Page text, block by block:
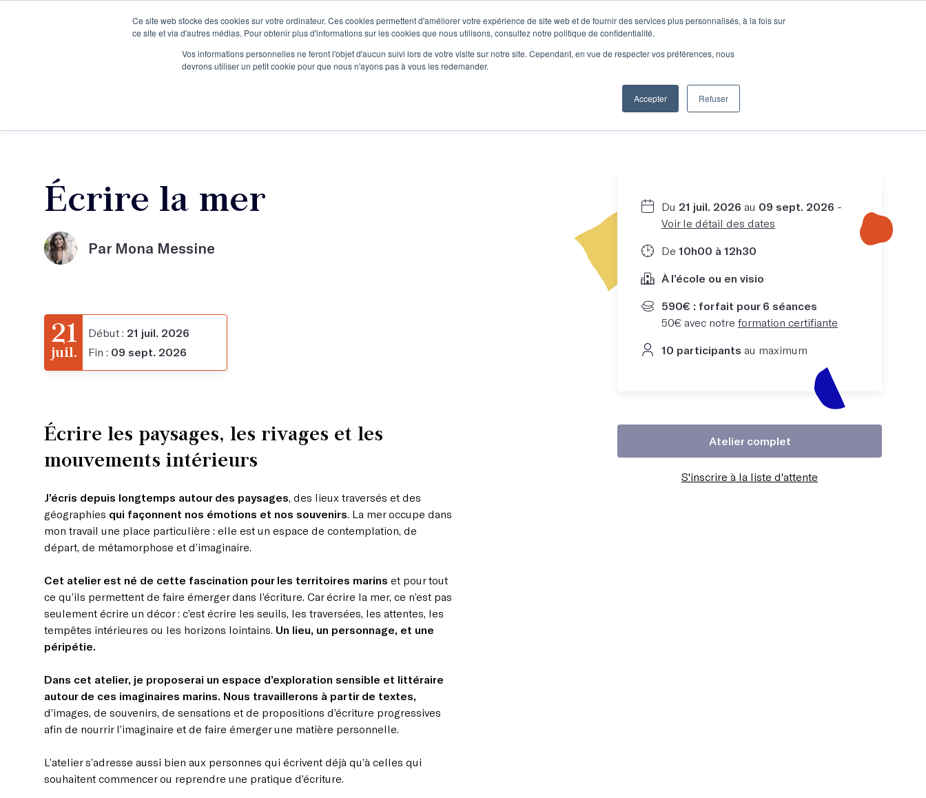
Ce site web stocke des cookies sur votre ordinateur. Ces cookies permettent d'améliorer votre expérience de site web et de fournir des services plus personnalisés, à la fois sur
ce site et via d'autres médias. Pour obtenir plus d'informations sur les cookies que nous utilisons, consultez notre politique de confidentialité.
Vos informations personnelles ne feront l'objet d'aucun suivi lors de votre visite sur notre site. Cependant, en vue de respecter vos préférences, nous
devrons utiliser un petit cookie pour que nous n'ayons pas à vous les redemander.
Accepter Refuser
Je participe à une session d’information Le podcast L'infolettre Se connecter Je découvre les ateliers
Entreprises
Écrire la mer
Par Mona Messine
21
juil.
Début : 21 juil. 2026
Fin : 09 sept. 2026
Écrire les paysages, les rivages et les
mouvements intérieurs
J’écris depuis longtemps autour des paysages, des lieux traversés et des
géographies qui façonnent nos émotions et nos souvenirs. La mer occupe dans
mon travail une place particulière : elle est un espace de contemplation, de
départ, de métamorphose et d’imaginaire.
Cet atelier est né de cette fascination pour les territoires marins et pour tout
ce qu’ils permettent de faire émerger dans l’écriture. Car écrire la mer, ce n’est pas
seulement écrire un décor : c’est écrire les seuils, les traversées, les attentes, les
tempêtes intérieures ou les horizons lointains. Un lieu, un personnage, et une
péripétie.
Dans cet atelier, je proposerai un espace d’exploration sensible et littéraire
autour de ces imaginaires marins. Nous travaillerons à partir de textes,
d’images, de souvenirs, de sensations et de propositions d’écriture progressives
afin de nourrir l’imaginaire et de faire émerger une matière personnelle.
L’atelier s’adresse aussi bien aux personnes qui écrivent déjà qu’à celles qui
souhaitent commencer ou reprendre une pratique d’écriture.
Du 21 juil. 2026 au 09 sept. 2026 -
Voir le détail des dates
De 10h00 à 12h30
À l’école ou en visio
590€ : forfait pour 6 séances
50€ avec notre formation certifiante
10 participants au maximum
Atelier complet
S'inscrire à la liste d'attente